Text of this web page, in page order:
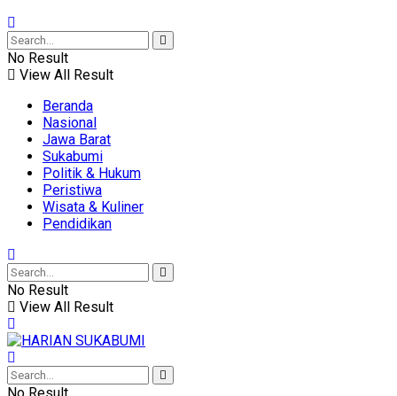
No Result
View All Result
Beranda
Nasional
Jawa Barat
Sukabumi
Politik & Hukum
Peristiwa
Wisata & Kuliner
Pendidikan
No Result
View All Result